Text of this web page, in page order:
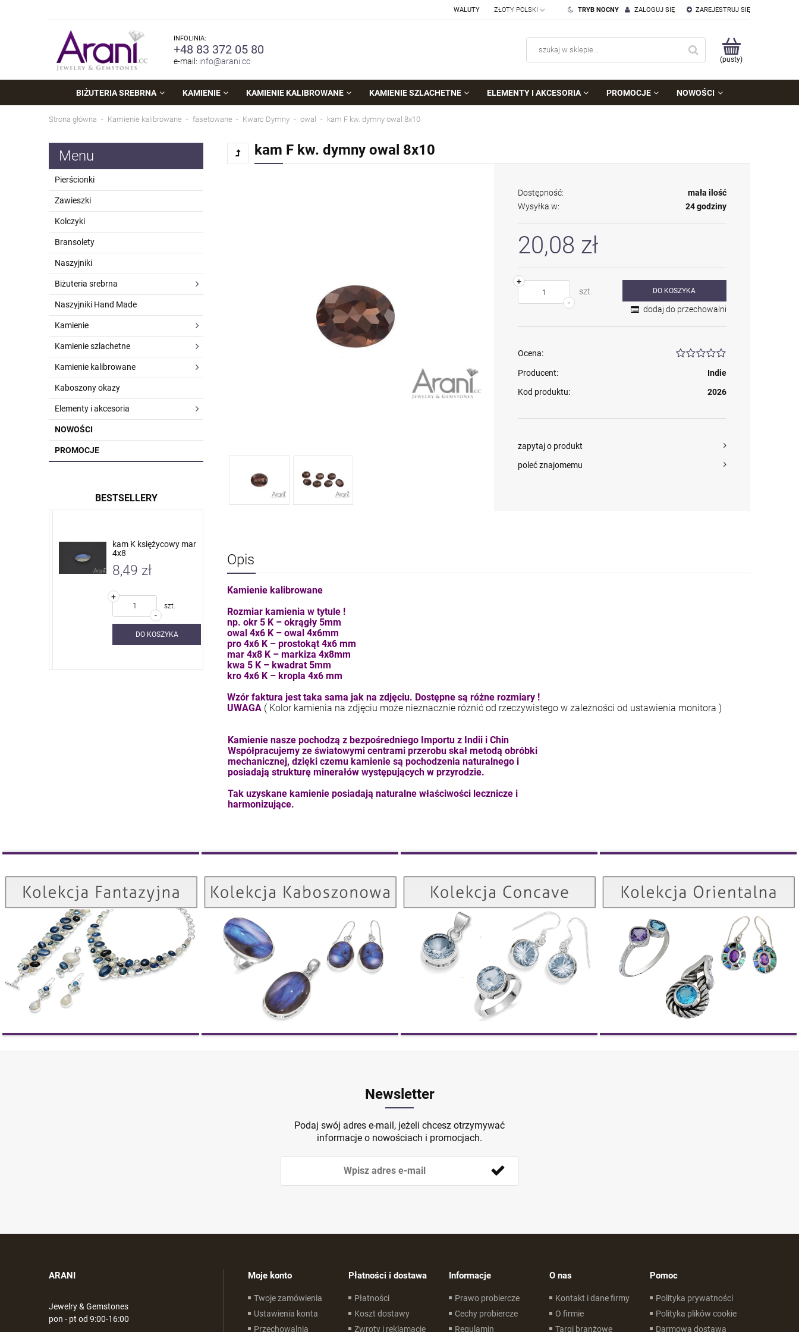
ZAREJESTRUJ SIĘ
ZALOGUJ SIĘ
TRYB NOCNY
WALUTY
INFOLINIA:
+48 83 372 05 80
e-mail: info@arani.cc (pusty)
BIŻUTERIA SREBRNA KAMIENIE KAMIENIE KALIBROWANE KAMIENIE SZLACHETNE ELEMENTY I AKCESORIA PROMOCJE NOWOŚCI
Strona główna Kamienie kalibrowane fasetowane Kwarc Dymny owal kam F kw. dymny owal 8x10
Menu
Pierścionki
Zawieszki
Kolczyki
Bransolety
Naszyjniki
Biżuteria srebrna
Naszyjniki Hand Made
Kamienie
Kamienie szlachetne
Kamienie kalibrowane
Kaboszony okazy
Elementy i akcesoria
NOWOŚCI
PROMOCJE
BESTSELLERY
kam K księżycowy mar
4x8
8,49 zł
-
+
szt.
DO KOSZYKA
4,71 zł
-
+
DO KOSZYKA
7,11 zł
kam F kw. dymny owal 8x10
Dostępność:
mała ilość
Wysyłka w:
24 godziny
20,08 zł
-
+
szt.
DO KOSZYKA
dodaj do przechowalni
Ocena:
Producent:
Indie
Kod produktu:
2026
zapytaj o produkt
poleć znajomemu
Opis
Kamienie kalibrowane
Rozmiar kamienia w tytule !
np. okr 5 K – okrągły 5mm
owal 4x6 K – owal 4x6mm
pro 4x6 K – prostokąt 4x6 mm
mar 4x8 K – markiza 4x8mm
kwa 5 K – kwadrat 5mm
kro 4x6 K – kropla 4x6 mm
Wzór faktura jest taka sama jak na zdjęciu. Dostępne są różne rozmiary !
UWAGA ( Kolor kamienia na zdjęciu może nieznacznie różnić od rzeczywistego w zależności od ustawienia monitora )
Kamienie nasze pochodzą z bezpośredniego Importu z Indii i Chin
Współpracujemy ze światowymi centrami przerobu skał metodą obróbki
mechanicznej, dzięki czemu kamienie są pochodzenia naturalnego i
posiadają strukturę minerałów występujących w przyrodzie.
Tak uzyskane kamienie posiadają naturalne właściwości lecznicze i
harmonizujące.
Kolekcja Fantazyjna
ZOBACZ
Kolekcja Kaboszonowa
ZOBACZ
Kolekcja Concave
ZOBACZ
Kolekcja Orientalna
ZOBACZ
Newsletter
Podaj swój adres e-mail, jeżeli chcesz otrzymywać
informacje o nowościach i promocjach.
ARANI
Jewelry & Gemstones
pon - pt od 9:00-16:00
Moje konto
Twoje zamówienia
Ustawienia konta
Przechowalnia
Płatności i dostawa
Płatności
Koszt dostawy
Zwroty i reklamacje
Informacje
Prawo probiercze
Cechy probiercze
Regulamin
O nas
Kontakt i dane firmy
O firmie
Targi branżowe
Pomoc
Polityka prywatności
Polityka plików cookie
Darmowa dostawa